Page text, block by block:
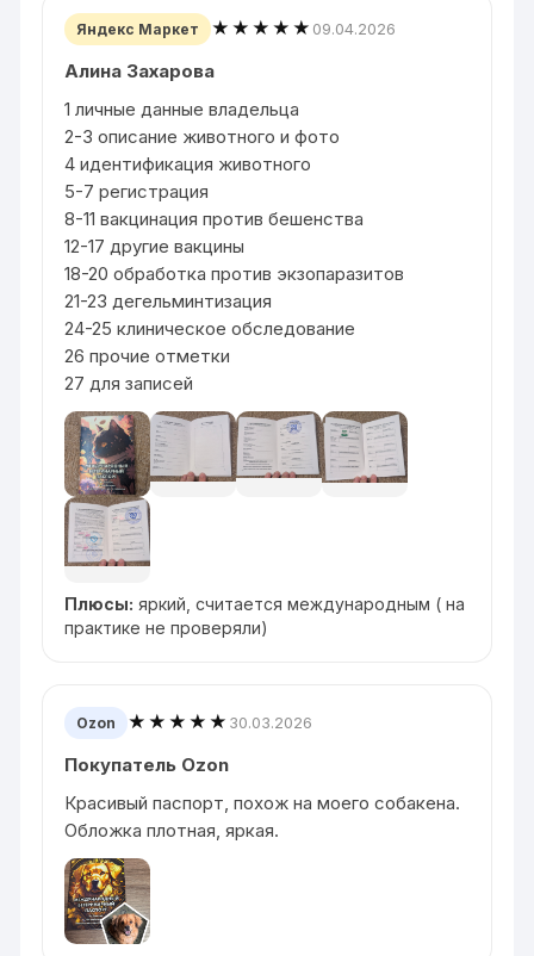
Яндекс Маркет ★★★★★ 09.04.2026
Алина Захарова
1 личные данные владельца
2-3 описание животного и фото
4 идентификация животного
5-7 регистрация
8-11 вакцинация против бешенства
12-17 другие вакцины
18-20 обработка против экзопаразитов
21-23 дегельминтизация
24-25 клиническое обследование
26 прочие отметки
27 для записей
Плюсы: яркий, считается международным ( на
практике не проверяли)
Ozon ★★★★★ 30.03.2026
Покупатель Ozon
Красивый паспорт, похож на моего собакена.
Обложка плотная, яркая.